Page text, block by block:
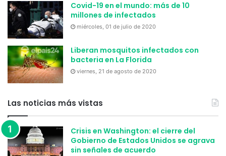
Covid-19 en el mundo: más de 10
millones de infectados
miércoles, 01 de julio de 2020
Liberan mosquitos infectados con
bacteria en La Florida
viernes, 21 de agosto de 2020
Las noticias más vistas
Crisis en Washington: el cierre del
Gobierno de Estados Unidos se agrava
sin señales de acuerdo